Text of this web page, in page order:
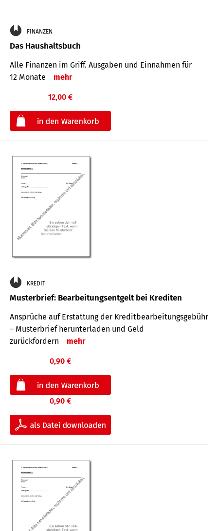
FINANZEN
Das Haushaltsbuch
Alle Finanzen im Griff. Aus­gaben und Ein­nahmen für
12 Monate
mehr
12,00 €
KREDIT
Musterbrief: Bearbeitungsentgelt bei Krediten
Ansprüche auf Erstattung der Kreditbearbeitungsgebühr
– Musterbrief herunterladen und Geld
zurückfordern
mehr
0,90 €
0,90 €